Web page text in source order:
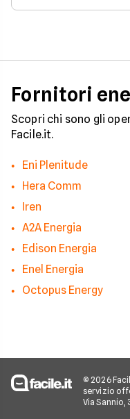
edilizia libera.
Fornitori
Scopri chi sono gli
Facile.it.
Eni Plenitude
Hera Comm
Iren
A2A Energia
Edison Energia
Enel Energia
Octopus Energy
© 2026
servizio
Via Sannio,